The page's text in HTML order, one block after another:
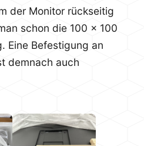
der Monitor rückseitig
schon die 100 x 100
Eine Befestigung an
demnach auch